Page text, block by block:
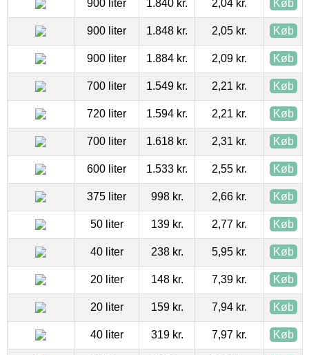
900 liter 1.840 kr. 2,04 kr. Køb
900 liter 1.848 kr. 2,05 kr. Køb
900 liter 1.884 kr. 2,09 kr. Køb
700 liter 1.549 kr. 2,21 kr. Køb
720 liter 1.594 kr. 2,21 kr. Køb
700 liter 1.618 kr. 2,31 kr. Køb
600 liter 1.533 kr. 2,55 kr. Køb
375 liter 998 kr. 2,66 kr. Køb
50 liter 139 kr. 2,77 kr. Køb
40 liter 238 kr. 5,95 kr. Køb
20 liter 148 kr. 7,39 kr. Køb
20 liter 159 kr. 7,94 kr. Køb
40 liter 319 kr. 7,97 kr. Køb